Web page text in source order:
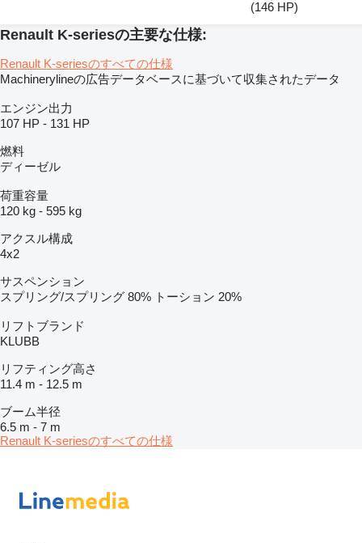
(146 HP)
Renault K-seriesの主要な仕様:
Renault K-seriesのすべての仕様
Machinerylineの広告データベースに基づいて収集されたデータ
エンジン出力
107 HP - 131 HP
燃料
ディーゼル
荷重容量
120 kg - 595 kg
アクスル構成
4x2
サスペンション
スプリング/スプリング 80% トーション 20%
リフトブランド
KLUBB
リフティング高さ
11.4 m - 12.5 m
ブーム半径
6.5 m - 7 m
Renault K-seriesのすべての仕様